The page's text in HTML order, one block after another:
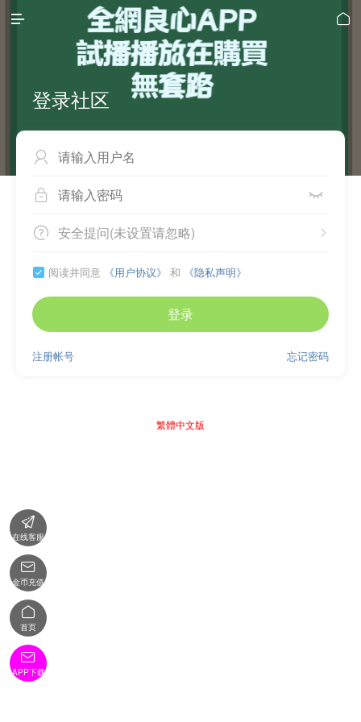
 
登录社区

 
 
安全提问(未设置请忽略)
 阅读并同意 《用户协议》 和 《隐私声明》
登录
忘记密码
注册帐号
繁體中文版

在线客服

金币充值

首页

APP下载